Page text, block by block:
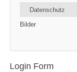
Datenschutz
Bilder
Login Form